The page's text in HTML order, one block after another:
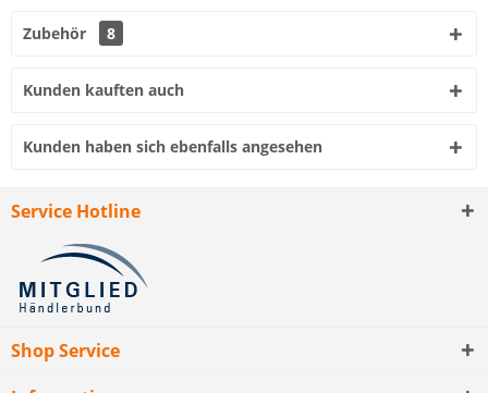
Zubehör 8
Kunden kauften auch
Kunden haben sich ebenfalls angesehen
Service Hotline
Shop Service